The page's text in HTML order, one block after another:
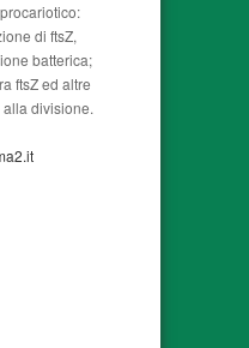
di ftsZ,
batterica;
ftsZ ed altre
divisione.